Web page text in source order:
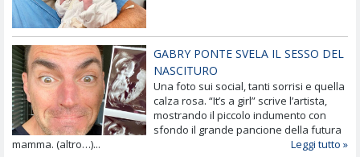
GABRY PONTE SVELA IL SESSO DEL
NASCITURO
Una foto sui social, tanti sorrisi e quella
calza rosa. “It’s a girl” scrive l’artista,
mostrando il piccolo indumento con
sfondo il grande pancione della futura
mamma. (altro…)...
Leggi tutto »